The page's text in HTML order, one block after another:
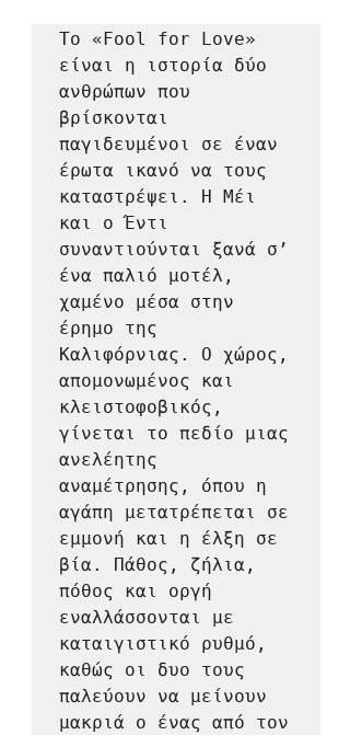
Το «Fool for Love»
είναι η ιστορία δύο
ανθρώπων που
βρίσκονται
παγιδευμένοι σε έναν
έρωτα ικανό να τους
καταστρέψει. Η Μέι
και ο Έντι
συναντιούνται ξανά σ’
ένα παλιό μοτέλ,
χαμένο μέσα στην
έρημο της
Καλιφόρνιας. Ο χώρος,
απομονωμένος και
κλειστοφοβικός,
γίνεται το πεδίο μιας
ανελέητης
αναμέτρησης, όπου η
αγάπη μετατρέπεται σε
εμμονή και η έλξη σε
βία. Πάθος, ζήλια,
πόθος και οργή
εναλλάσσονται με
καταιγιστικό ρυθμό,
καθώς οι δυο τους
παλεύουν να μείνουν
μακριά ο ένας από τον